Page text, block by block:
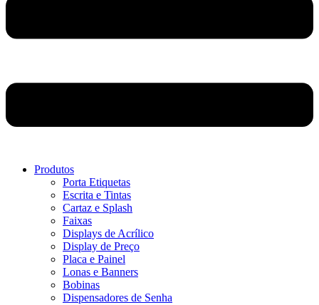
Produtos
Porta Etiquetas
Escrita e Tintas
Cartaz e Splash
Faixas
Displays de Acrílico
Display de Preço
Placa e Painel
Lonas e Banners
Bobinas
Dispensadores de Senha